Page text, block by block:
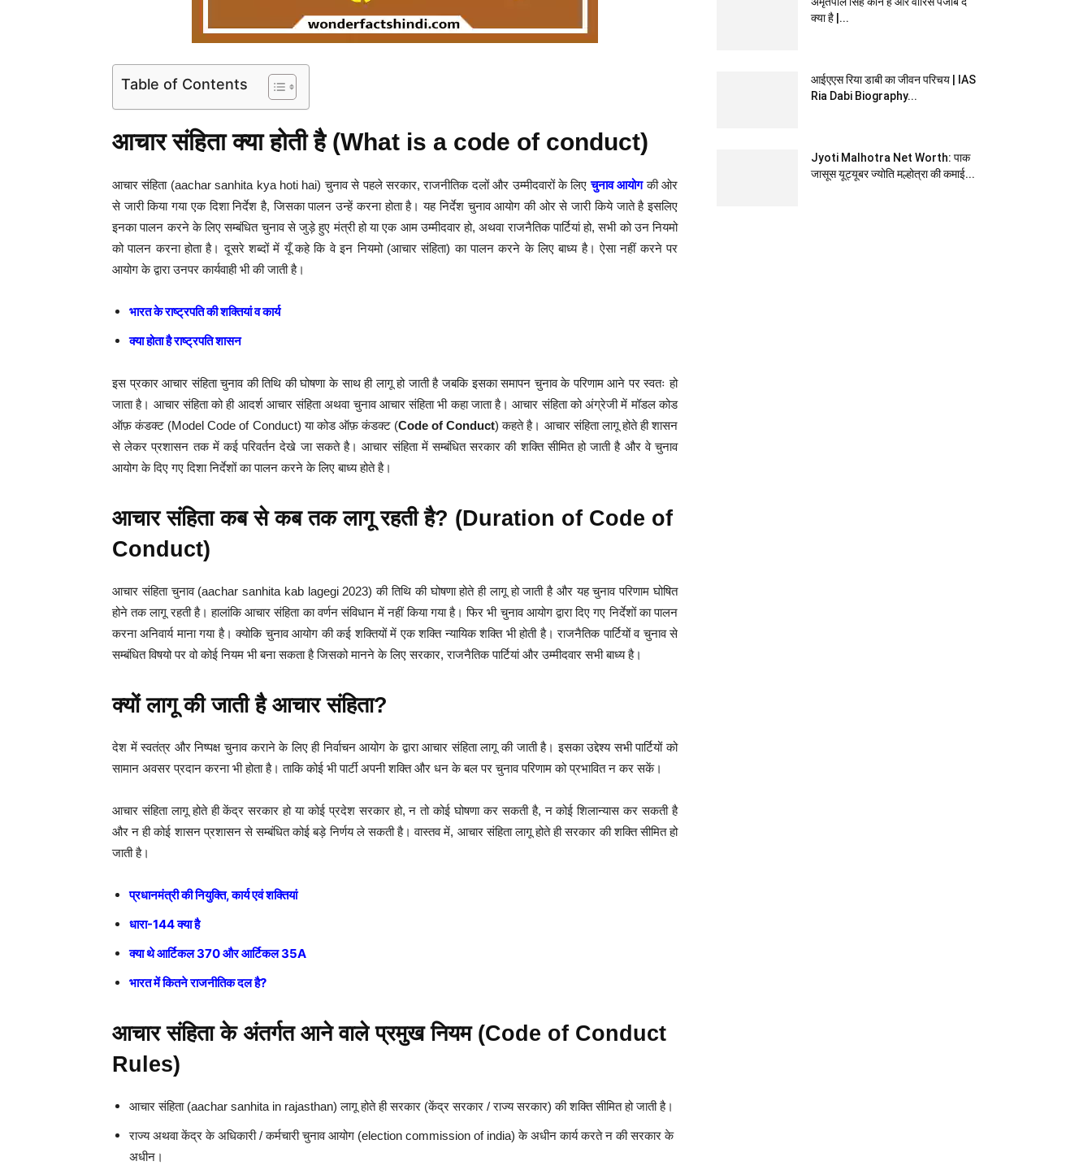
Table of Contents
आचार संहिता क्या होती है (What is a code of conduct)
आचार संहिता (aachar sanhita kya hoti hai) चुनाव से पहले सरकार, राजनीतिक दलों और उम्मीदवारों के लिए चुनाव आयोग की ओर
से जारी किया गया एक दिशा निर्देश है, जिसका पालन उन्हें करना होता है। यह निर्देश चुनाव आयोग की ओर से जारी किये जाते है इसलिए
इनका पालन करने के लिए सम्बंधित चुनाव से जुड़े हुए मंत्री हो या एक आम उम्मीदवार हो, अथवा राजनैतिक पार्टियां हो, सभी को उन नियमो
को पालन करना होता है। दूसरे शब्दों में यूँ कहे कि वे इन नियमो (आचार संहिता) का पालन करने के लिए बाध्य है। ऐसा नहीं करने पर
आयोग के द्वारा उनपर कार्यवाही भी की जाती है।
भारत के राष्ट्रपति की शक्तियां व कार्य
क्या होता है राष्ट्रपति शासन
इस प्रकार आचार संहिता चुनाव की तिथि की घोषणा के साथ ही लागू हो जाती है जबकि इसका समापन चुनाव के परिणाम आने पर स्वतः हो
जाता है। आचार संहिता को ही आदर्श आचार संहिता अथवा चुनाव आचार संहिता भी कहा जाता है। आचार संहिता को अंग्रेजी में मॉडल कोड
ऑफ़ कंडक्ट (Model Code of Conduct) या कोड ऑफ़ कंडक्ट (Code of Conduct) कहते है। आचार संहिता लागू होते ही शासन
से लेकर प्रशासन तक में कई परिवर्तन देखे जा सकते है। आचार संहिता में सम्बंधित सरकार की शक्ति सीमित हो जाती है और वे चुनाव
आयोग के दिए गए दिशा निर्देशों का पालन करने के लिए बाध्य होते है।
आचार संहिता कब से कब तक लागू रहती है? (Duration of Code of
Conduct)
आचार संहिता चुनाव (aachar sanhita kab lagegi 2023) की तिथि की घोषणा होते ही लागू हो जाती है और यह चुनाव परिणाम घोषित
होने तक लागू रहती है। हालांकि आचार संहिता का वर्णन संविधान में नहीं किया गया है। फिर भी चुनाव आयोग द्वारा दिए गए निर्देशों का पालन
करना अनिवार्य माना गया है। क्योकि चुनाव आयोग की कई शक्तियों में एक शक्ति न्यायिक शक्ति भी होती है। राजनैतिक पार्टियों व चुनाव से
सम्बंधित विषयो पर वो कोई नियम भी बना सकता है जिसको मानने के लिए सरकार, राजनैतिक पार्टियां और उम्मीदवार सभी बाध्य है।
क्यों लागू की जाती है आचार संहिता?
देश में स्वतंत्र और निष्पक्ष चुनाव कराने के लिए ही निर्वाचन आयोग के द्वारा आचार संहिता लागू की जाती है। इसका उद्देश्य सभी पार्टियों को
सामान अवसर प्रदान करना भी होता है। ताकि कोई भी पार्टी अपनी शक्ति और धन के बल पर चुनाव परिणाम को प्रभावित न कर सकें।
आचार संहिता लागू होते ही केंद्र सरकार हो या कोई प्रदेश सरकार हो, न तो कोई घोषणा कर सकती है, न कोई शिलान्यास कर सकती है
और न ही कोई शासन प्रशासन से सम्बंधित कोई बड़े निर्णय ले सकती है। वास्तव में, आचार संहिता लागू होते ही सरकार की शक्ति सीमित हो
जाती है।
प्रधानमंत्री की नियुक्ति, कार्य एवं शक्तियां
धारा-144 क्या है
क्या थे आर्टिकल 370 और आर्टिकल 35A
भारत में कितने राजनीतिक दल है?
आचार संहिता के अंतर्गत आने वाले प्रमुख नियम (Code of Conduct
Rules)
आचार संहिता (aachar sanhita in rajasthan) लागू होते ही सरकार (केंद्र सरकार / राज्य सरकार) की शक्ति सीमित हो जाती है।
राज्य अथवा केंद्र के अधिकारी / कर्मचारी चुनाव आयोग (election commission of india) के अधीन कार्य करते न की सरकार के
अधीन।
क्या है |...
आईएएस रिया डाबी का जीवन परिचय | IAS
Ria Dabi Biography...
Jyoti Malhotra Net Worth: पाक
जासूस यूट्यूबर ज्योति मल्होत्रा की कमाई...